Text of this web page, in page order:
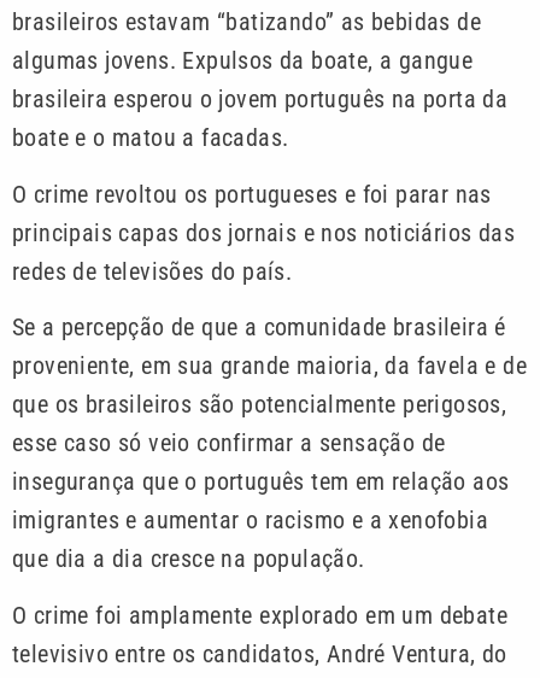
brasileiros estavam “batizando” as bebidas de
algumas jovens. Expulsos da boate, a gangue
brasileira esperou o jovem português na porta da
boate e o matou a facadas.
O crime revoltou os portugueses e foi parar nas
principais capas dos jornais e nos noticiários das
redes de televisões do país.
Se a percepção de que a comunidade brasileira é
proveniente, em sua grande maioria, da favela e de
que os brasileiros são potencialmente perigosos,
esse caso só veio confirmar a sensação de
insegurança que o português tem em relação aos
imigrantes e aumentar o racismo e a xenofobia
que dia a dia cresce na população.
O crime foi amplamente explorado em um debate
televisivo entre os candidatos, André Ventura, do